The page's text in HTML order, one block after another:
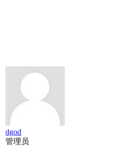
dgod
管理员